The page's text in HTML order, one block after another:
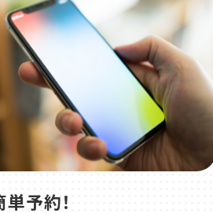
予約！